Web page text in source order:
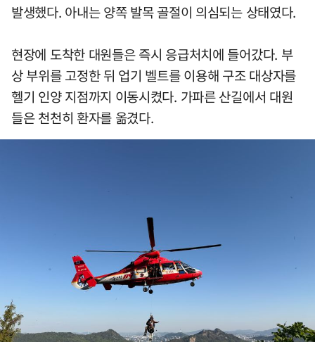
발생했다. 아내는 양쪽 발목 골절이 의심되는 상태였다.
현장에 도착한 대원들은 즉시 응급처치에 들어갔다. 부
상 부위를 고정한 뒤 업기 벨트를 이용해 구조 대상자를
헬기 인양 지점까지 이동시켰다. 가파른 산길에서 대원
들은 천천히 환자를 옮겼다.